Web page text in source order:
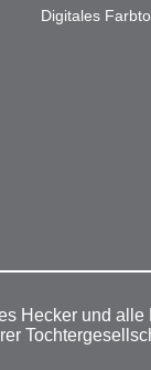
Digitales
Hecker und